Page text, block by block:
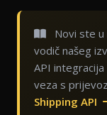
Novi ste
vodič našeg
API
veza s
Shipping API